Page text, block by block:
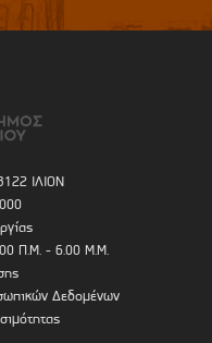
ΙΛΙΟΝ
Π.Μ. - 6.00 Μ.Μ.
Δεδομένων